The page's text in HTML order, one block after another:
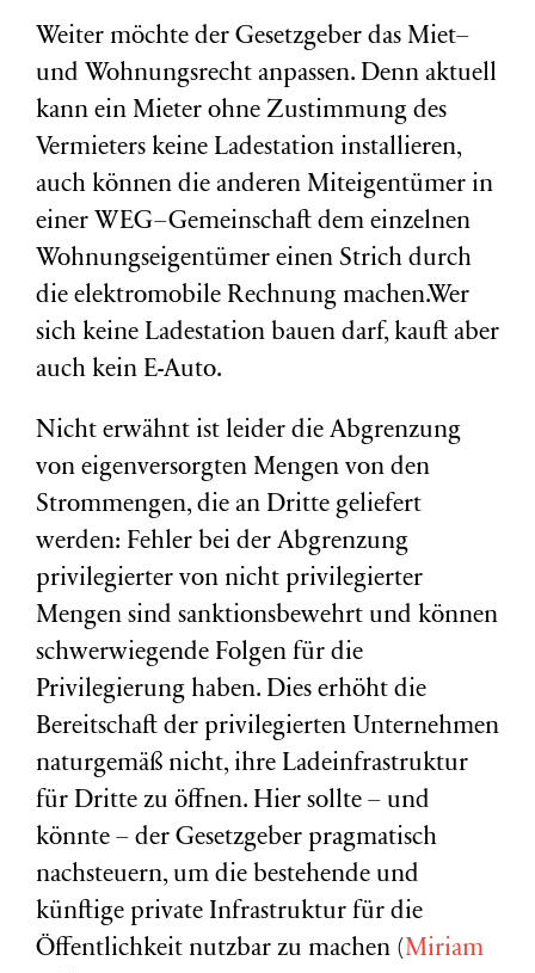
Weiter möchte der Gesetzgeber das Miet–
und Wohnungsrecht anpassen. Denn aktuell
kann ein Mieter ohne Zustimmung des
Vermieters keine Ladestation installieren,
auch können die anderen Miteigentümer in
einer WEG–Gemeinschaft dem einzelnen
Wohnungseigentümer einen Strich durch
die elektromobile Rechnung machen.Wer
sich keine Ladestation bauen darf, kauft aber
auch kein E-Auto.
Nicht erwähnt ist leider die Abgrenzung
von eigenversorgten Mengen von den
Strommengen, die an Dritte geliefert
werden: Fehler bei der Abgrenzung
privilegierter von nicht privilegierter
Mengen sind sanktionsbewehrt und können
schwerwiegende Folgen für die
Privilegierung haben. Dies erhöht die
Bereitschaft der privilegierten Unternehmen
naturgemäß nicht, ihre Ladeinfrastruktur
für Dritte zu öffnen. Hier sollte – und
könnte – der Gesetzgeber pragmatisch
nachsteuern, um die bestehende und
künftige private Infrastruktur für die
Öffentlichkeit nutzbar zu machen (Miriam